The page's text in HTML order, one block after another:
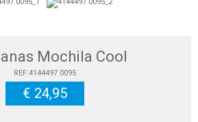
Mochila Cool
REF:4144497 0095
€ 24,95